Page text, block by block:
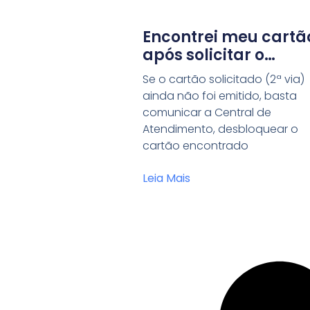
Encontrei meu
após solicitar o
cancelamento por
perda. Posso voltar
utilizá-lo?
Se o cartão solicitado (2ª via)
ainda não foi emitido, basta
comunicar a Central de
Atendimento, desbloquear o
cartão encontrado
Leia Mais